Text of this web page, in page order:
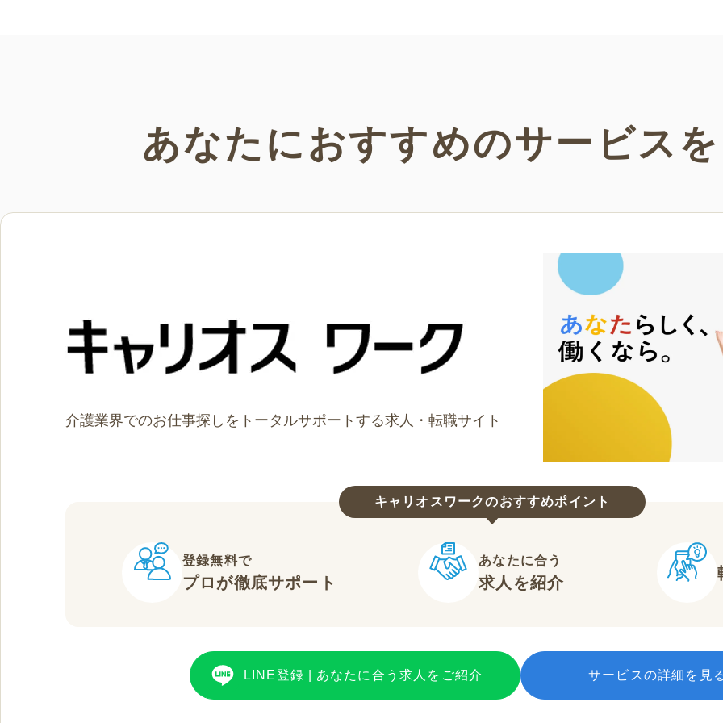
あなたにおすすめのサービス
介護業界でのお仕事探しをトータルサポートする求人・転職サイト
キャリオスワークのおすすめポイント
登録無料で
プロが徹底サポート
あなたに合う
求人を紹介
LINE登録 あなたに合う求人をご紹介 サービスの詳細を見